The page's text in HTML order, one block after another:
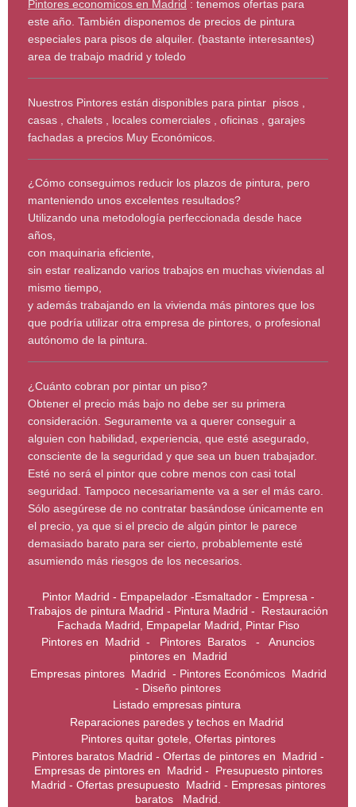
Pintores economicos en Madrid : tenemos ofertas para
este año. También disponemos de precios de pintura
especiales para pisos de alquiler. (bastante interesantes)
area de trabajo madrid y toledo
Nuestros Pintores están disponibles para pintar pisos ,
casas , chalets , locales comerciales , oficinas , garajes
fachadas a precios Muy Económicos.
¿Cómo conseguimos reducir los plazos de pintura, pero
manteniendo unos excelentes resultados?
Utilizando una metodología perfeccionada desde hace
años,
con maquinaria eficiente,
sin estar realizando varios trabajos en muchas viviendas al
mismo tiempo,
y además trabajando en la vivienda más pintores que los
que podría utilizar otra empresa de pintores, o profesional
autónomo de la pintura.
¿Cuánto cobran por pintar un piso?
Obtener el precio más bajo no debe ser su primera
consideración. Seguramente va a querer conseguir a
alguien con habilidad, experiencia, que esté asegurado,
consciente de la seguridad y que sea un buen trabajador.
Esté no será el pintor que cobre menos con casi total
seguridad. Tampoco necesariamente va a ser el más caro.
Sólo asegúrese de no contratar basándose únicamente en
el precio, ya que si el precio de algún pintor le parece
demasiado barato para ser cierto, probablemente esté
asumiendo más riesgos de los necesarios.
Pintor Madrid - Empapelador -Esmaltador - Empresa -
Trabajos de pintura Madrid - Pintura Madrid - Restauración
Fachada Madrid, Empapelar Madrid, Pintar Piso
Pintores en Madrid - Pintores Baratos - Anuncios
pintores en Madrid
Empresas pintores Madrid - Pintores Económicos Madrid
- Diseño pintores
Listado empresas pintura
Reparaciones paredes y techos en Madrid
Pintores quitar gotele, Ofertas pintores
Pintores baratos Madrid - Ofertas de pintores en Madrid -
Empresas de pintores en Madrid - Presupuesto pintores
Madrid - Ofertas presupuesto Madrid - Empresas pintores
baratos Madrid.